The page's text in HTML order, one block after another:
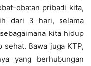
obatan pribadi kita,
dari 3 hari, selama
kita hidup
sehat. Bawa juga KTP,
yang berhubungan